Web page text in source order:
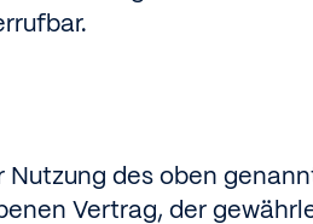
des oben
Vertrag, der